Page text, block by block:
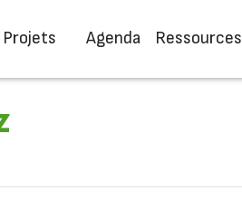
Projets Agenda Ressources